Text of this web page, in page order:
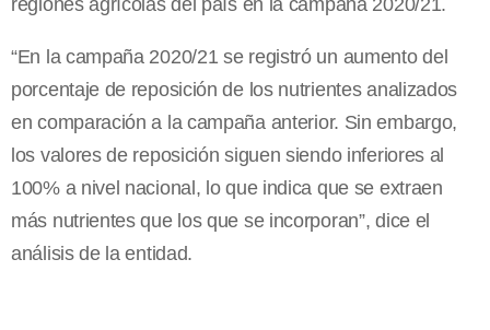
“En la campaña 2020/21 se registró un aumento del
porcentaje de reposición de los nutrientes analizados
en comparación a la campaña anterior. Sin embargo,
los valores de reposición siguen siendo inferiores al
100% a nivel nacional, lo que indica que se extraen
más nutrientes que los que se incorporan”, dice el
análisis de la entidad.